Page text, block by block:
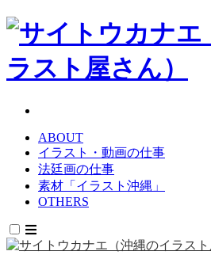
ABOUT
イラスト・動画の仕事
法廷画の仕事
素材「イラスト沖縄」
OTHERS